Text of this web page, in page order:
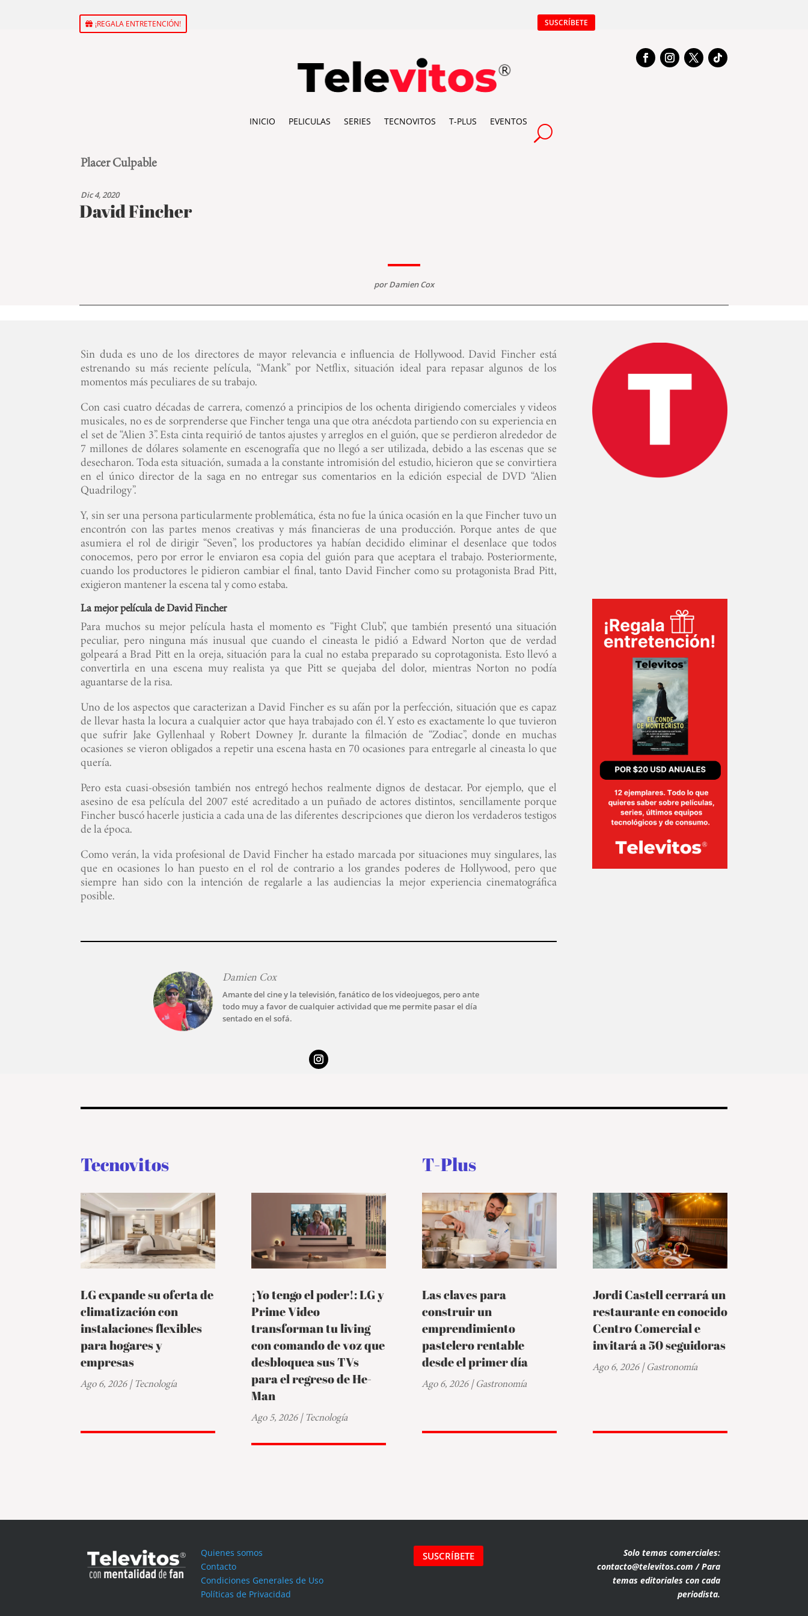
¡REGALA ENTRETENCIÓN! SUSCRÍBETE
INICIO PELICULAS SERIES TECNOVITOS T-PLUS EVENTOS
Placer Culpable
Dic 4, 2020
David Fincher
porDamien Cox
Sin duda es uno de los directores de mayor relevancia e influencia de Hollywood. David Fincher está
estrenando su más reciente película, “Mank” por Netflix, situación ideal para repasar algunos de los
momentos más peculiares de su trabajo.
Con casi cuatro décadas de carrera, comenzó a principios de los ochenta dirigiendo comerciales y videos
musicales, no es de sorprenderse que Fincher tenga una que otra anécdota partiendo con su experiencia en
el set de “Alien 3”. Esta cinta requirió de tantos ajustes y arreglos en el guión, que se perdieron alrededor de
7 millones de dólares solamente en escenografía que no llegó a ser utilizada, debido a las escenas que se
desecharon. Toda esta situación, sumada a la constante intromisión del estudio, hicieron que se convirtiera
en el único director de la saga en no entregar sus comentarios en la edición especial de DVD “Alien
Quadrilogy”.
Y, sin ser una persona particularmente problemática, ésta no fue la única ocasión en la que Fincher tuvo un
encontrón con las partes menos creativas y más financieras de una producción. Porque antes de que
asumiera el rol de dirigir “Seven”, los productores ya habían decidido eliminar el desenlace que todos
conocemos, pero por error le enviaron esa copia del guión para que aceptara el trabajo. Posteriormente,
cuando los productores le pidieron cambiar el final, tanto David Fincher como su protagonista Brad Pitt,
exigieron mantener la escena tal y como estaba.
La mejor película de David Fincher
Para muchos su mejor película hasta el momento es “Fight Club”, que también presentó una situación
peculiar, pero ninguna más inusual que cuando el cineasta le pidió a Edward Norton que de verdad
golpeará a Brad Pitt en la oreja, situación para la cual no estaba preparado su coprotagonista. Esto llevó a
convertirla en una escena muy realista ya que Pitt se quejaba del dolor, mientras Norton no podía
aguantarse de la risa.
Uno de los aspectos que caracterizan a David Fincher es su afán por la perfección, situación que es capaz
de llevar hasta la locura a cualquier actor que haya trabajado con él. Y esto es exactamente lo que tuvieron
que sufrir Jake Gyllenhaal y Robert Downey Jr. durante la filmación de “Zodiac”, donde en muchas
ocasiones se vieron obligados a repetir una escena hasta en 70 ocasiones para entregarle al cineasta lo que
quería.
Pero esta cuasi-obsesión también nos entregó hechos realmente dignos de destacar. Por ejemplo, que el
asesino de esa película del 2007 esté acreditado a un puñado de actores distintos, sencillamente porque
Fincher buscó hacerle justicia a cada una de las diferentes descripciones que dieron los verdaderos testigos
de la época.
Como verán, la vida profesional de David Fincher ha estado marcada por situaciones muy singulares, las
que en ocasiones lo han puesto en el rol de contrario a los grandes poderes de Hollywood, pero que
siempre han sido con la intención de regalarle a las audiencias la mejor experiencia cinematográfica
posible.
Damien Cox
Amante del cine y la televisión, fanático de los videojuegos, pero ante
todo muy a favor de cualquier actividad que me permite pasar el día
sentado en el sofá.
Tecnovitos
LG expande su oferta de
climatización con
instalaciones flexibles
para hogares y
empresas
Ago 6, 2026|Tecnología
¡Yo tengo el poder!: LG y
Prime Video
transforman tu living
con comando de voz que
desbloquea sus TVs
para el regreso de He-
Man
Ago 5, 2026|Tecnología
T-Plus
Las claves para
construir un
emprendimiento
pastelero rentable
desde el primer día
Ago 6, 2026|Gastronomía
Jordi Castell cerrará un
restaurante en conocido
Centro Comercial e
invitará a 50 seguidoras
Ago 6, 2026|Gastronomía
Quienes somos
Contacto
Condiciones Generales de Uso
Políticas de Privacidad
SUSCRÍBETE
Solo temas comerciales:
contacto@televitos.com / Para
temas editoriales con cada
periodista.